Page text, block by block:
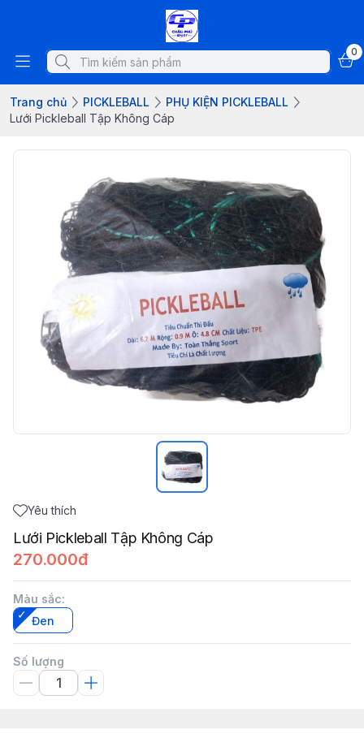
0
Trang chủ PICKLEBALL
PHỤ KIỆN PICKLEBALL
Lưới Pickleball Tập Không Cáp
Yêu thích
Lưới Pickleball Tập Không Cáp
270.000đ
Màu sắc:
Đen
Số lượng